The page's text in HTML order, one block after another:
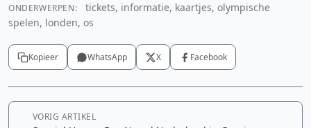
ONDERWERPEN:
tickets, informatie, kaartjes, olympische
spelen, londen, os
Kopieer WhatsApp X Facebook
VORIG ARTIKEL